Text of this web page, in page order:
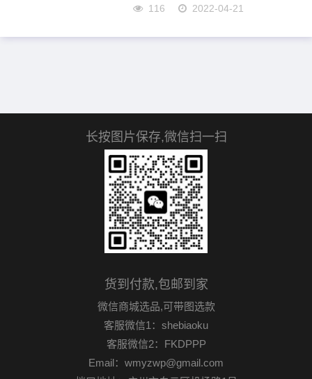
自己欲罢不能的舒适脚感、走线
胶大底、你需要一双时髦休闲皮
116 2022-04-21
长按图片保存,微信扫一扫
货到付款,包邮到家
微信商城选品,可带图选款
客服微信1：shebiaoku
客服微信2：FKDPPP
Email：wmyzwp@gmail.com